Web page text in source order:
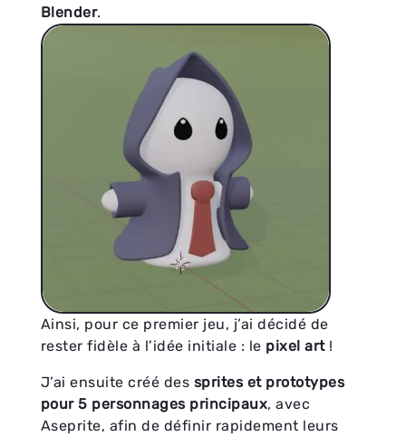
Blender.
Ainsi, pour ce premier jeu, j’ai décidé de
rester fidèle à l’idée initiale : le pixel art!
J’ai ensuite créé des sprites et prototypes
pour 5 personnages principaux, avec
Aseprite, afin de définir rapidement leurs